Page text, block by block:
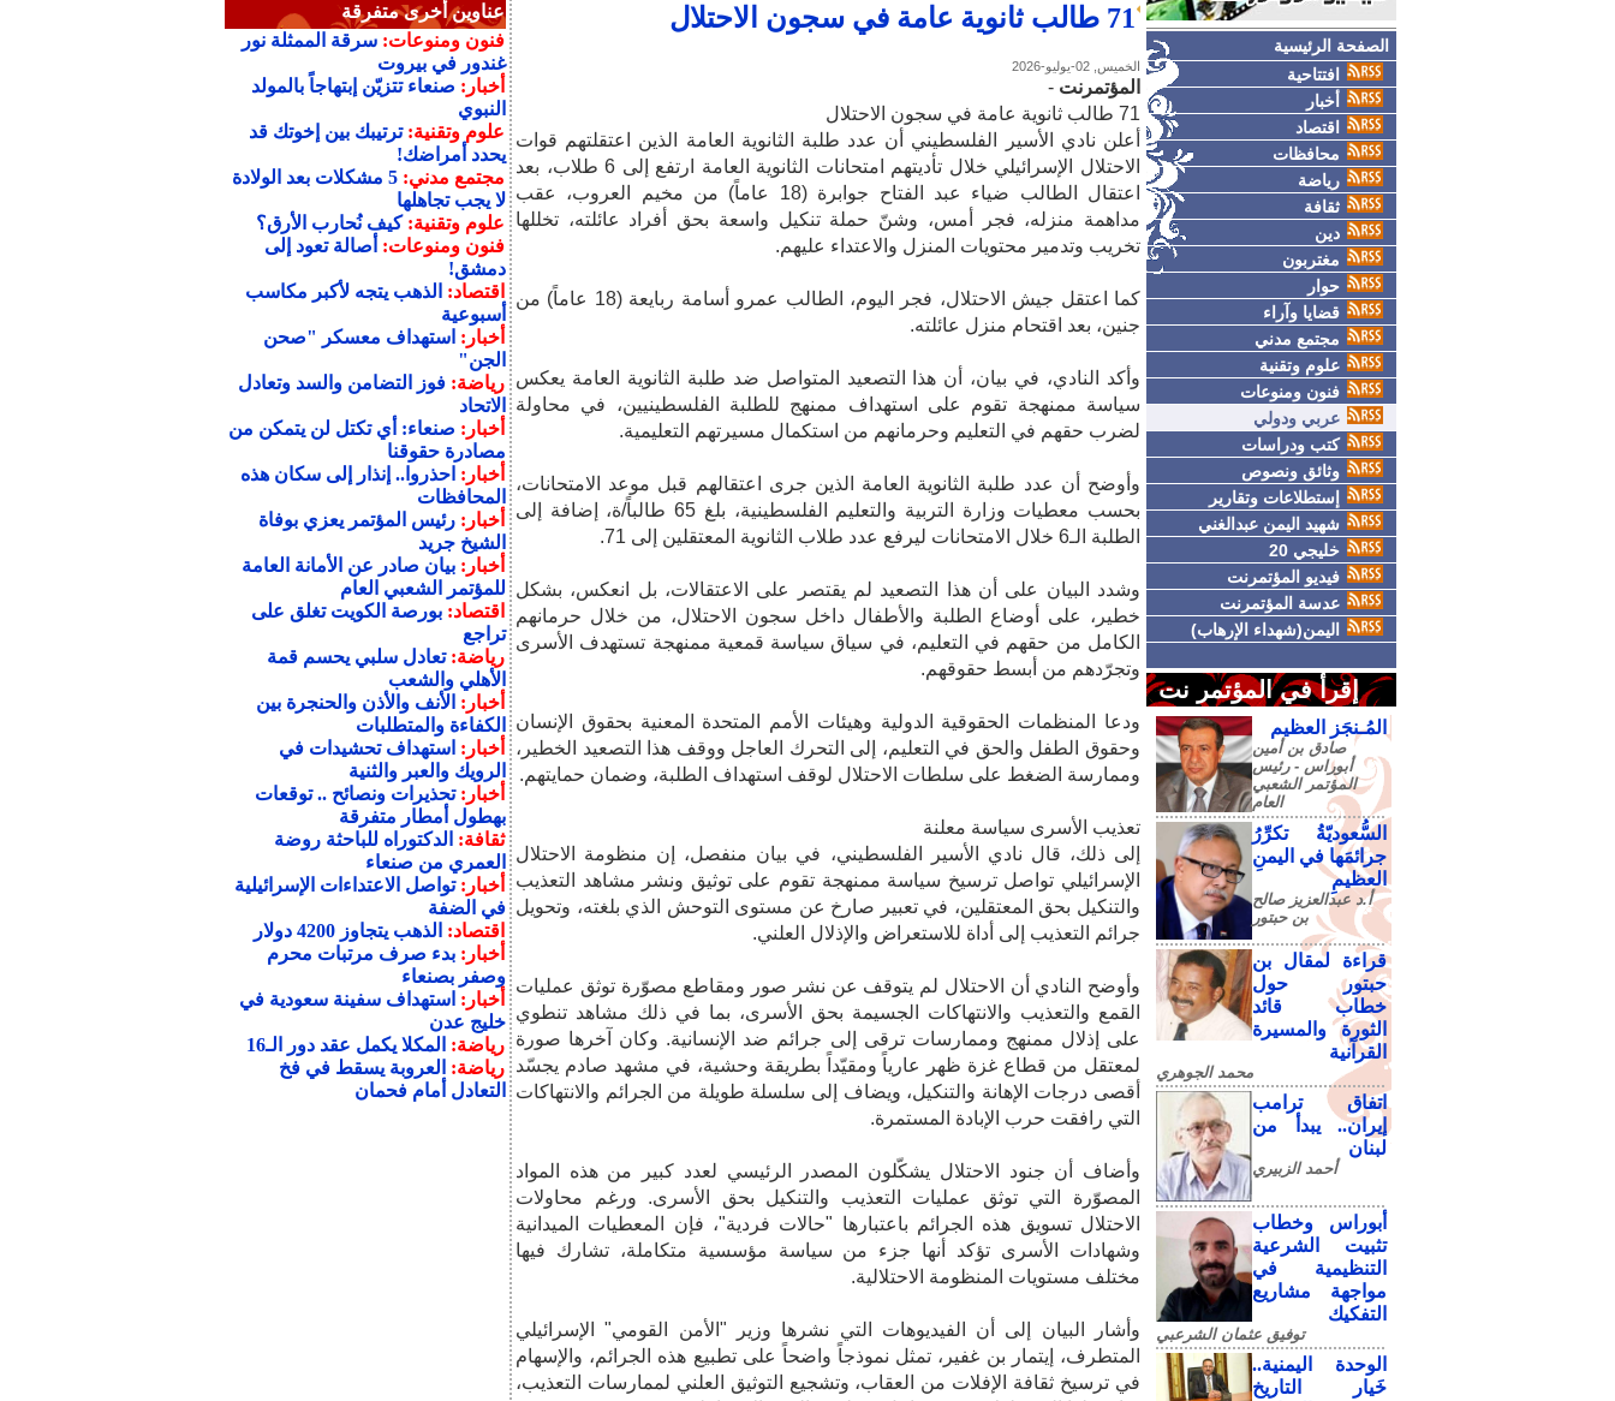
الصفحة الرئيسية
افتتاحية
أخبار
اقتصاد
محافظات
رياضة
ثقافة
دين
مغتربون
حوار
قضايا وآراء
مجتمع مدني
علوم وتقنية
فنون ومنوعات
عربي ودولي
كتب ودراسات
وثائق ونصوص
إستطلاعات وتقارير
شهيد اليمن عبدالغني
خليجي 20
فيديو المؤتمرنت
عدسة المؤتمرنت
اليمن(شهداء الإرهاب)
إقرأ في المؤتمر نت
المُـنجَز العظيم
صادق‮ ‬بن‮ ‬أمين‮
‬أبوراس - رئيس‮
‬المؤتمر‮ ‬الشعبي‮
‬العام
السُّعوديّةُ تكرِّرُ
جرائمَها في اليمنِ
العظيمِ
أ.د عبدالعزيز صالح
بن حبتور
قراءة لمقال بن
حبتور حول
خطاب قائد
الثورة والمسيرة
القرآنية
محمد الجوهري
اتفاق ترامب
إيران.. يبدأ من
لبنان
أحمد الزبيري
أبوراس وخطاب
تثبيت الشرعية
التنظيمية في
مواجهة مشاريع
التفكيك
توفيق عثمان الشرعبي
الوحدة اليمنية..
خَيار التاريخ
71 طالب ثانوية عامة في سجون الاحتلال
الخميس, 02-يوليو-2026
المؤتمرنت -
71 طالب ثانوية عامة في سجون الاحتلال
أعلن نادي الأسير الفلسطيني أن عدد طلبة الثانوية العامة الذين اعتقلتهم قوات
الاحتلال الإسرائيلي خلال تأديتهم امتحانات الثانوية العامة ارتفع إلى 6 طلاب، بعد
اعتقال الطالب ضياء عبد الفتاح جوابرة (18 عاماً) من مخيم العروب، عقب
مداهمة منزله، فجر أمس، وشنّ حملة تنكيل واسعة بحق أفراد عائلته، تخللها
تخريب وتدمير محتويات المنزل والاعتداء عليهم.
كما اعتقل جيش الاحتلال، فجر اليوم، الطالب عمرو أسامة ربايعة (18 عاماً) من
جنين، بعد اقتحام منزل عائلته.
وأكد النادي، في بيان، أن هذا التصعيد المتواصل ضد طلبة الثانوية العامة يعكس
سياسة ممنهجة تقوم على استهداف ممنهج للطلبة الفلسطينيين، في محاولة
لضرب حقهم في التعليم وحرمانهم من استكمال مسيرتهم التعليمية.
وأوضح أن عدد طلبة الثانوية العامة الذين جرى اعتقالهم قبل موعد الامتحانات،
بحسب معطيات وزارة التربية والتعليم الفلسطينية، بلغ 65 طالباً/ة، إضافة إلى
الطلبة الـ6 خلال الامتحانات ليرفع عدد طلاب الثانوية المعتقلين إلى 71.
وشدد البيان على أن هذا التصعيد لم يقتصر على الاعتقالات، بل انعكس، بشكل
خطير، على أوضاع الطلبة والأطفال داخل سجون الاحتلال، من خلال حرمانهم
الكامل من حقهم في التعليم، في سياق سياسة قمعية ممنهجة تستهدف الأسرى
وتجرّدهم من أبسط حقوقهم.
ودعا المنظمات الحقوقية الدولية وهيئات الأمم المتحدة المعنية بحقوق الإنسان
وحقوق الطفل والحق في التعليم، إلى التحرك العاجل ووقف هذا التصعيد الخطير،
وممارسة الضغط على سلطات الاحتلال لوقف استهداف الطلبة، وضمان حمايتهم.
تعذيب الأسرى سياسة معلنة
إلى ذلك، قال نادي الأسير الفلسطيني، في بيان منفصل، إن منظومة الاحتلال
الإسرائيلي تواصل ترسيخ سياسة ممنهجة تقوم على توثيق ونشر مشاهد التعذيب
والتنكيل بحق المعتقلين، في تعبير صارخ عن مستوى التوحش الذي بلغته، وتحويل
جرائم التعذيب إلى أداة للاستعراض والإذلال العلني.
وأوضح النادي أن الاحتلال لم يتوقف عن نشر صور ومقاطع مصوّرة توثق عمليات
القمع والتعذيب والانتهاكات الجسيمة بحق الأسرى، بما في ذلك مشاهد تنطوي
على إذلال ممنهج وممارسات ترقى إلى جرائم ضد الإنسانية. وكان آخرها صورة
لمعتقل من قطاع غزة ظهر عارياً ومقيّداً بطريقة وحشية، في مشهد صادم يجسّد
أقصى درجات الإهانة والتنكيل، ويضاف إلى سلسلة طويلة من الجرائم والانتهاكات
التي رافقت حرب الإبادة المستمرة.
وأضاف أن جنود الاحتلال يشكّلون المصدر الرئيسي لعدد كبير من هذه المواد
المصوّرة التي توثق عمليات التعذيب والتنكيل بحق الأسرى. ورغم محاولات
الاحتلال تسويق هذه الجرائم باعتبارها "حالات فردية"، فإن المعطيات الميدانية
وشهادات الأسرى تؤكد أنها جزء من سياسة مؤسسية متكاملة، تشارك فيها
مختلف مستويات المنظومة الاحتلالية.
وأشار البيان إلى أن الفيديوهات التي نشرها وزير "الأمن القومي" الإسرائيلي
المتطرف، إيتمار بن غفير، تمثل نموذجاً واضحاً على تطبيع هذه الجرائم، والإسهام
في ترسيخ ثقافة الإفلات من العقاب، وتشجيع التوثيق العلني لممارسات التعذيب،
عناوين أخرى متفرقة
فنون ومنوعات:سرقة الممثلة نور
غندور في بيروت
أخبار: صنعاء تتزيّن إبتهاجاً بالمولد
النبوي
علوم وتقنية:ترتيبك بين إخوتك قد
يحدد أمراضك!
مجتمع مدني:
5 مشكلات بعد الولادة
لا يجب تجاهلها
علوم وتقنية:كيف نُحارب الأرق؟
فنون ومنوعات: أصالة تعود إلى
دمشق!
اقتصاد: الذهب يتجه لأكبر مكاسب
أسبوعية
أخبار: استهداف معسكر "صحن
الجن"
رياضة:فوز التضامن والسد وتعادل
الاتحاد
أخبار: صنعاء: أي تكتل لن يتمكن من
مصادرة حقوقنا
أخبار: احذروا.. إنذار إلى سكان هذه
المحافظات
أخبار:رئيس المؤتمر يعزي بوفاة
الشيخ جريد
أخبار:بيان صادر عن الأمانة العامة
للمؤتمر الشعبي العام
اقتصاد:بورصة الكويت تغلق على
تراجع
رياضة:تعادل سلبي يحسم قمة
الأهلي والشعب
أخبار: الأنف والأذن والحنجرة بين
الكفاءة والمتطلبات
أخبار: استهداف تحشيدات في
الرويك والعبر والثنية
أخبار:تحذيرات ونصائح .. توقعات
بهطول أمطار متفرقة
ثقافة: الدكتوراه للباحثة روضة
العمري من صنعاء
أخبار:تواصل الاعتداءات الإسرائيلية
في الضفة
اقتصاد: الذهب يتجاوز 4200 دولار
أخبار:بدء صرف مرتبات محرم
وصفر بصنعاء
أخبار: استهداف سفينة سعودية في
خليج عدن
رياضة: المكلا يكمل عقد دور الـ16
رياضة: العروبة يسقط في فخ
التعادل أمام فحمان